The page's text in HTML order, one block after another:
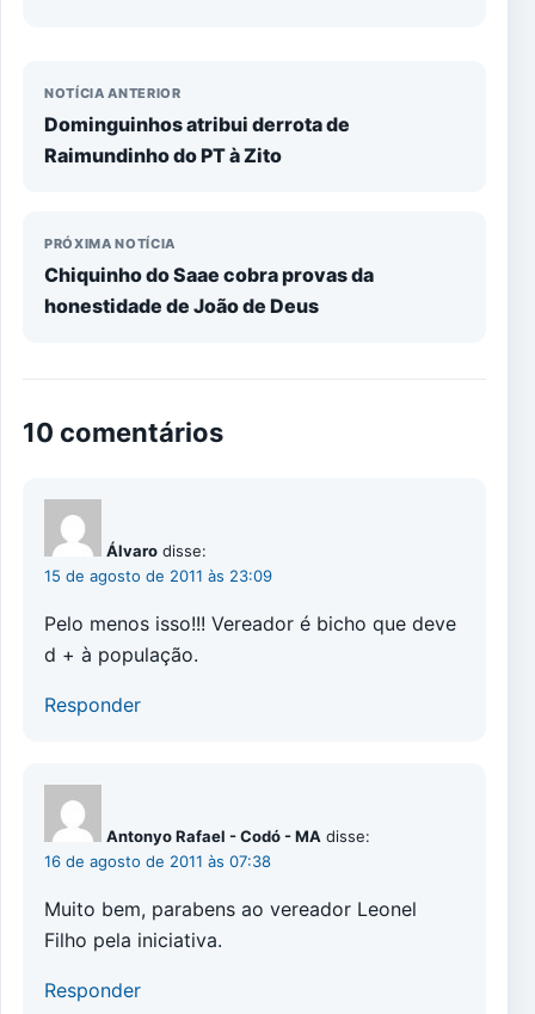
NOTÍCIA ANTERIOR
Dominguinhos atribui derrota de
Raimundinho do PT à Zito
PRÓXIMA NOTÍCIA
Chiquinho do Saae cobra provas da
honestidade de João de Deus
10 comentários
Álvaro disse:
15 de agosto de 2011 às 23:09
Pelo menos isso!!! Vereador é bicho que deve
d + à população.
Responder
Antonyo Rafael - Codó - MA disse:
16 de agosto de 2011 às 07:38
Muito bem, parabens ao vereador Leonel
Filho pela iniciativa.
Responder